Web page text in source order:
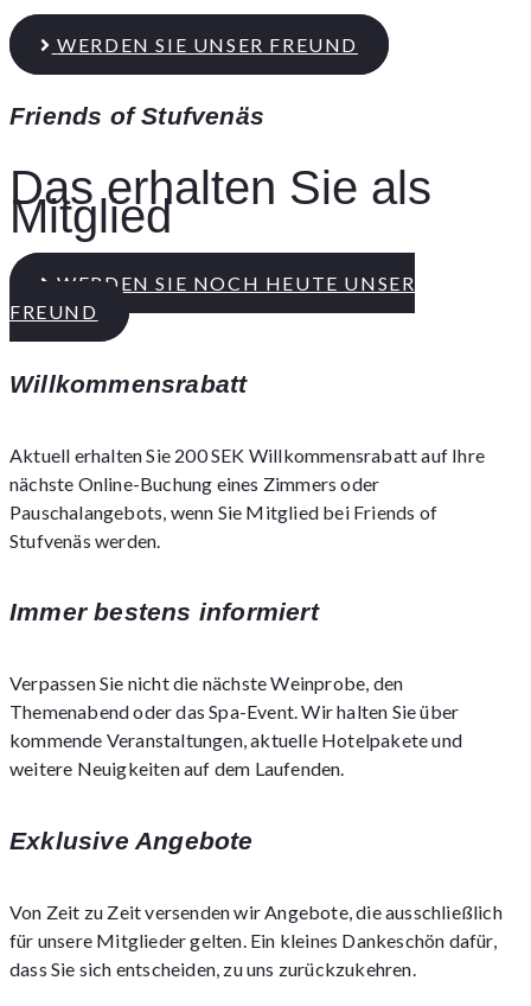
WERDEN SIE UNSER FREUND
Friends of Stufvenäs
Das erhalten Sie als
Mitglied
WERDEN SIE NOCH HEUTE UNSER
FREUND
Willkommensrabatt
Aktuell erhalten Sie 200 SEK Willkommensrabatt auf Ihre
nächste Online-Buchung eines Zimmers oder
Pauschalangebots, wenn Sie Mitglied bei Friends of
Stufvenäs werden.
Immer bestens informiert
Verpassen Sie nicht die nächste Weinprobe, den
Themenabend oder das Spa-Event. Wir halten Sie über
kommende Veranstaltungen, aktuelle Hotelpakete und
weitere Neuigkeiten auf dem Laufenden.
Exklusive Angebote
Von Zeit zu Zeit versenden wir Angebote, die ausschließlich
für unsere Mitglieder gelten. Ein kleines Dankeschön dafür,
dass Sie sich entscheiden, zu uns zurückzukehren.